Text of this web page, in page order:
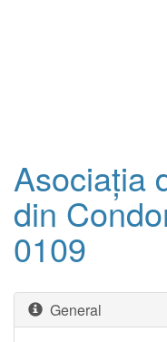
Asociaţia
din
0109
General